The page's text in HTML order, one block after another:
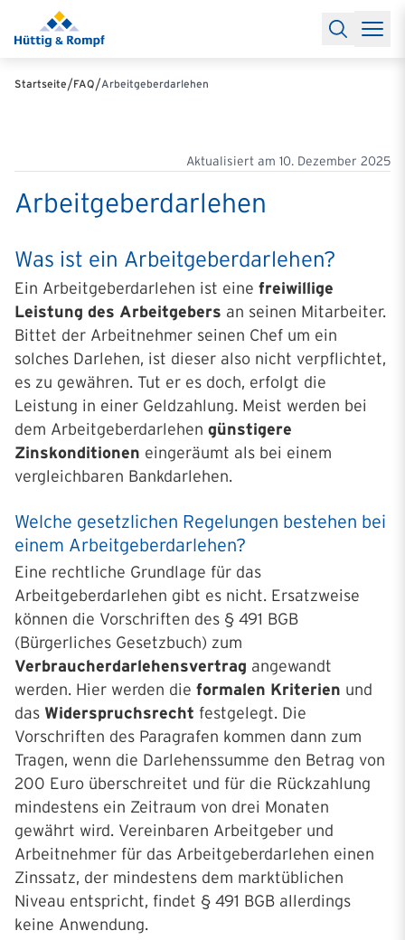
Baufinanzierung
RechnerBaufinanzierungsrechner
Anschlussfinanzierung
Partnerschaft
Partner werden
Käuferprofile 2026
Ihre Ansprechpartner
Startseite/FAQ/Arbeitgeberdarlehen
Aktualisiert am 10. Dezember 2025
Arbeitgeberdarlehen
Was ist ein Arbeitgeberdarlehen?
Ein Arbeitgeberdarlehen ist eine freiwillige
Leistung des Arbeitgebers an seinen Mitarbeiter.
Bittet der Arbeitnehmer seinen Chef um ein
solches Darlehen, ist dieser also nicht verpflichtet,
es zu gewähren. Tut er es doch, erfolgt die
Leistung in einer Geldzahlung. Meist werden bei
dem Arbeitgeberdarlehen günstigere
Zinskonditionen eingeräumt als bei einem
vergleichbaren Bankdarlehen.
Welche gesetzlichen Regelungen bestehen bei
einem Arbeitgeberdarlehen?
Eine rechtliche Grundlage für das
Arbeitgeberdarlehen gibt es nicht. Ersatzweise
können die Vorschriften des § 491 BGB
(Bürgerliches Gesetzbuch) zum
Verbraucherdarlehensvertrag angewandt
werden. Hier werden die formalen Kriterien und
das Widerspruchsrecht festgelegt. Die
Vorschriften des Paragrafen kommen dann zum
Tragen, wenn die Darlehenssumme den Betrag von
200 Euro überschreitet und für die Rückzahlung
mindestens ein Zeitraum von drei Monaten
gewährt wird. Vereinbaren Arbeitgeber und
Arbeitnehmer für das Arbeitgeberdarlehen einen
Zinssatz, der mindestens dem marktüblichen
Niveau entspricht, findet § 491 BGB allerdings
keine Anwendung.